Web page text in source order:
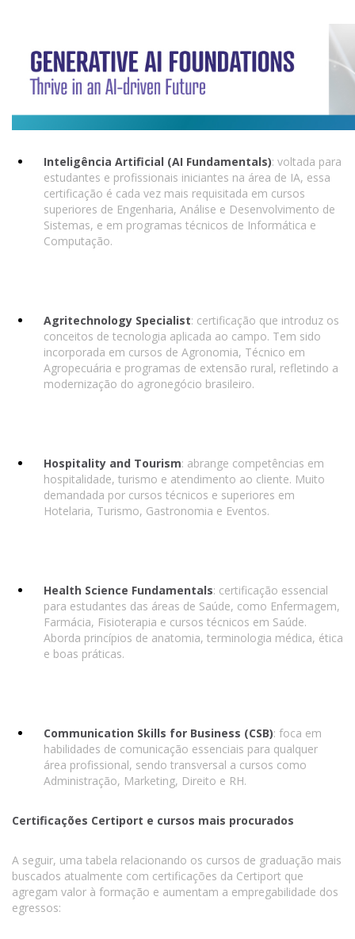
Inteligência Artificial (AI Fundamentals): voltada para
estudantes e profissionais iniciantes na área de IA, essa
certificação é cada vez mais requisitada em cursos
superiores de Engenharia, Análise e Desenvolvimento de
Sistemas, e em programas técnicos de Informática e
Computação.
Agritechnology Specialist: certificação que introduz os
conceitos de tecnologia aplicada ao campo. Tem sido
incorporada em cursos de Agronomia, Técnico em
Agropecuária e programas de extensão rural, refletindo a
modernização do agronegócio brasileiro.
Hospitality and Tourism: abrange competências em
hospitalidade, turismo e atendimento ao cliente. Muito
demandada por cursos técnicos e superiores em
Hotelaria, Turismo, Gastronomia e Eventos.
Health Science Fundamentals: certificação essencial
para estudantes das áreas de Saúde, como Enfermagem,
Farmácia, Fisioterapia e cursos técnicos em Saúde.
Aborda princípios de anatomia, terminologia médica, ética
e boas práticas.
Communication Skills for Business (CSB): foca em
habilidades de comunicação essenciais para qualquer
área profissional, sendo transversal a cursos como
Administração, Marketing, Direito e RH.
Certificações Certiport e cursos mais procurados
A seguir, uma tabela relacionando os cursos de graduação mais
buscados atualmente com certificações da Certiport que
agregam valor à formação e aumentam a empregabilidade dos
egressos: